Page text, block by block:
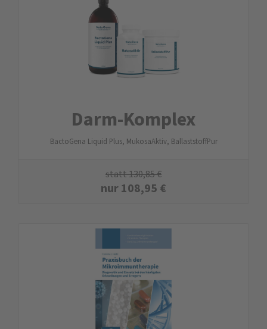
Darm-Komplex
BactoGena Liquid Plus, MukosaAktiv, BallaststoffPur
statt130,85€
nur108,95 €